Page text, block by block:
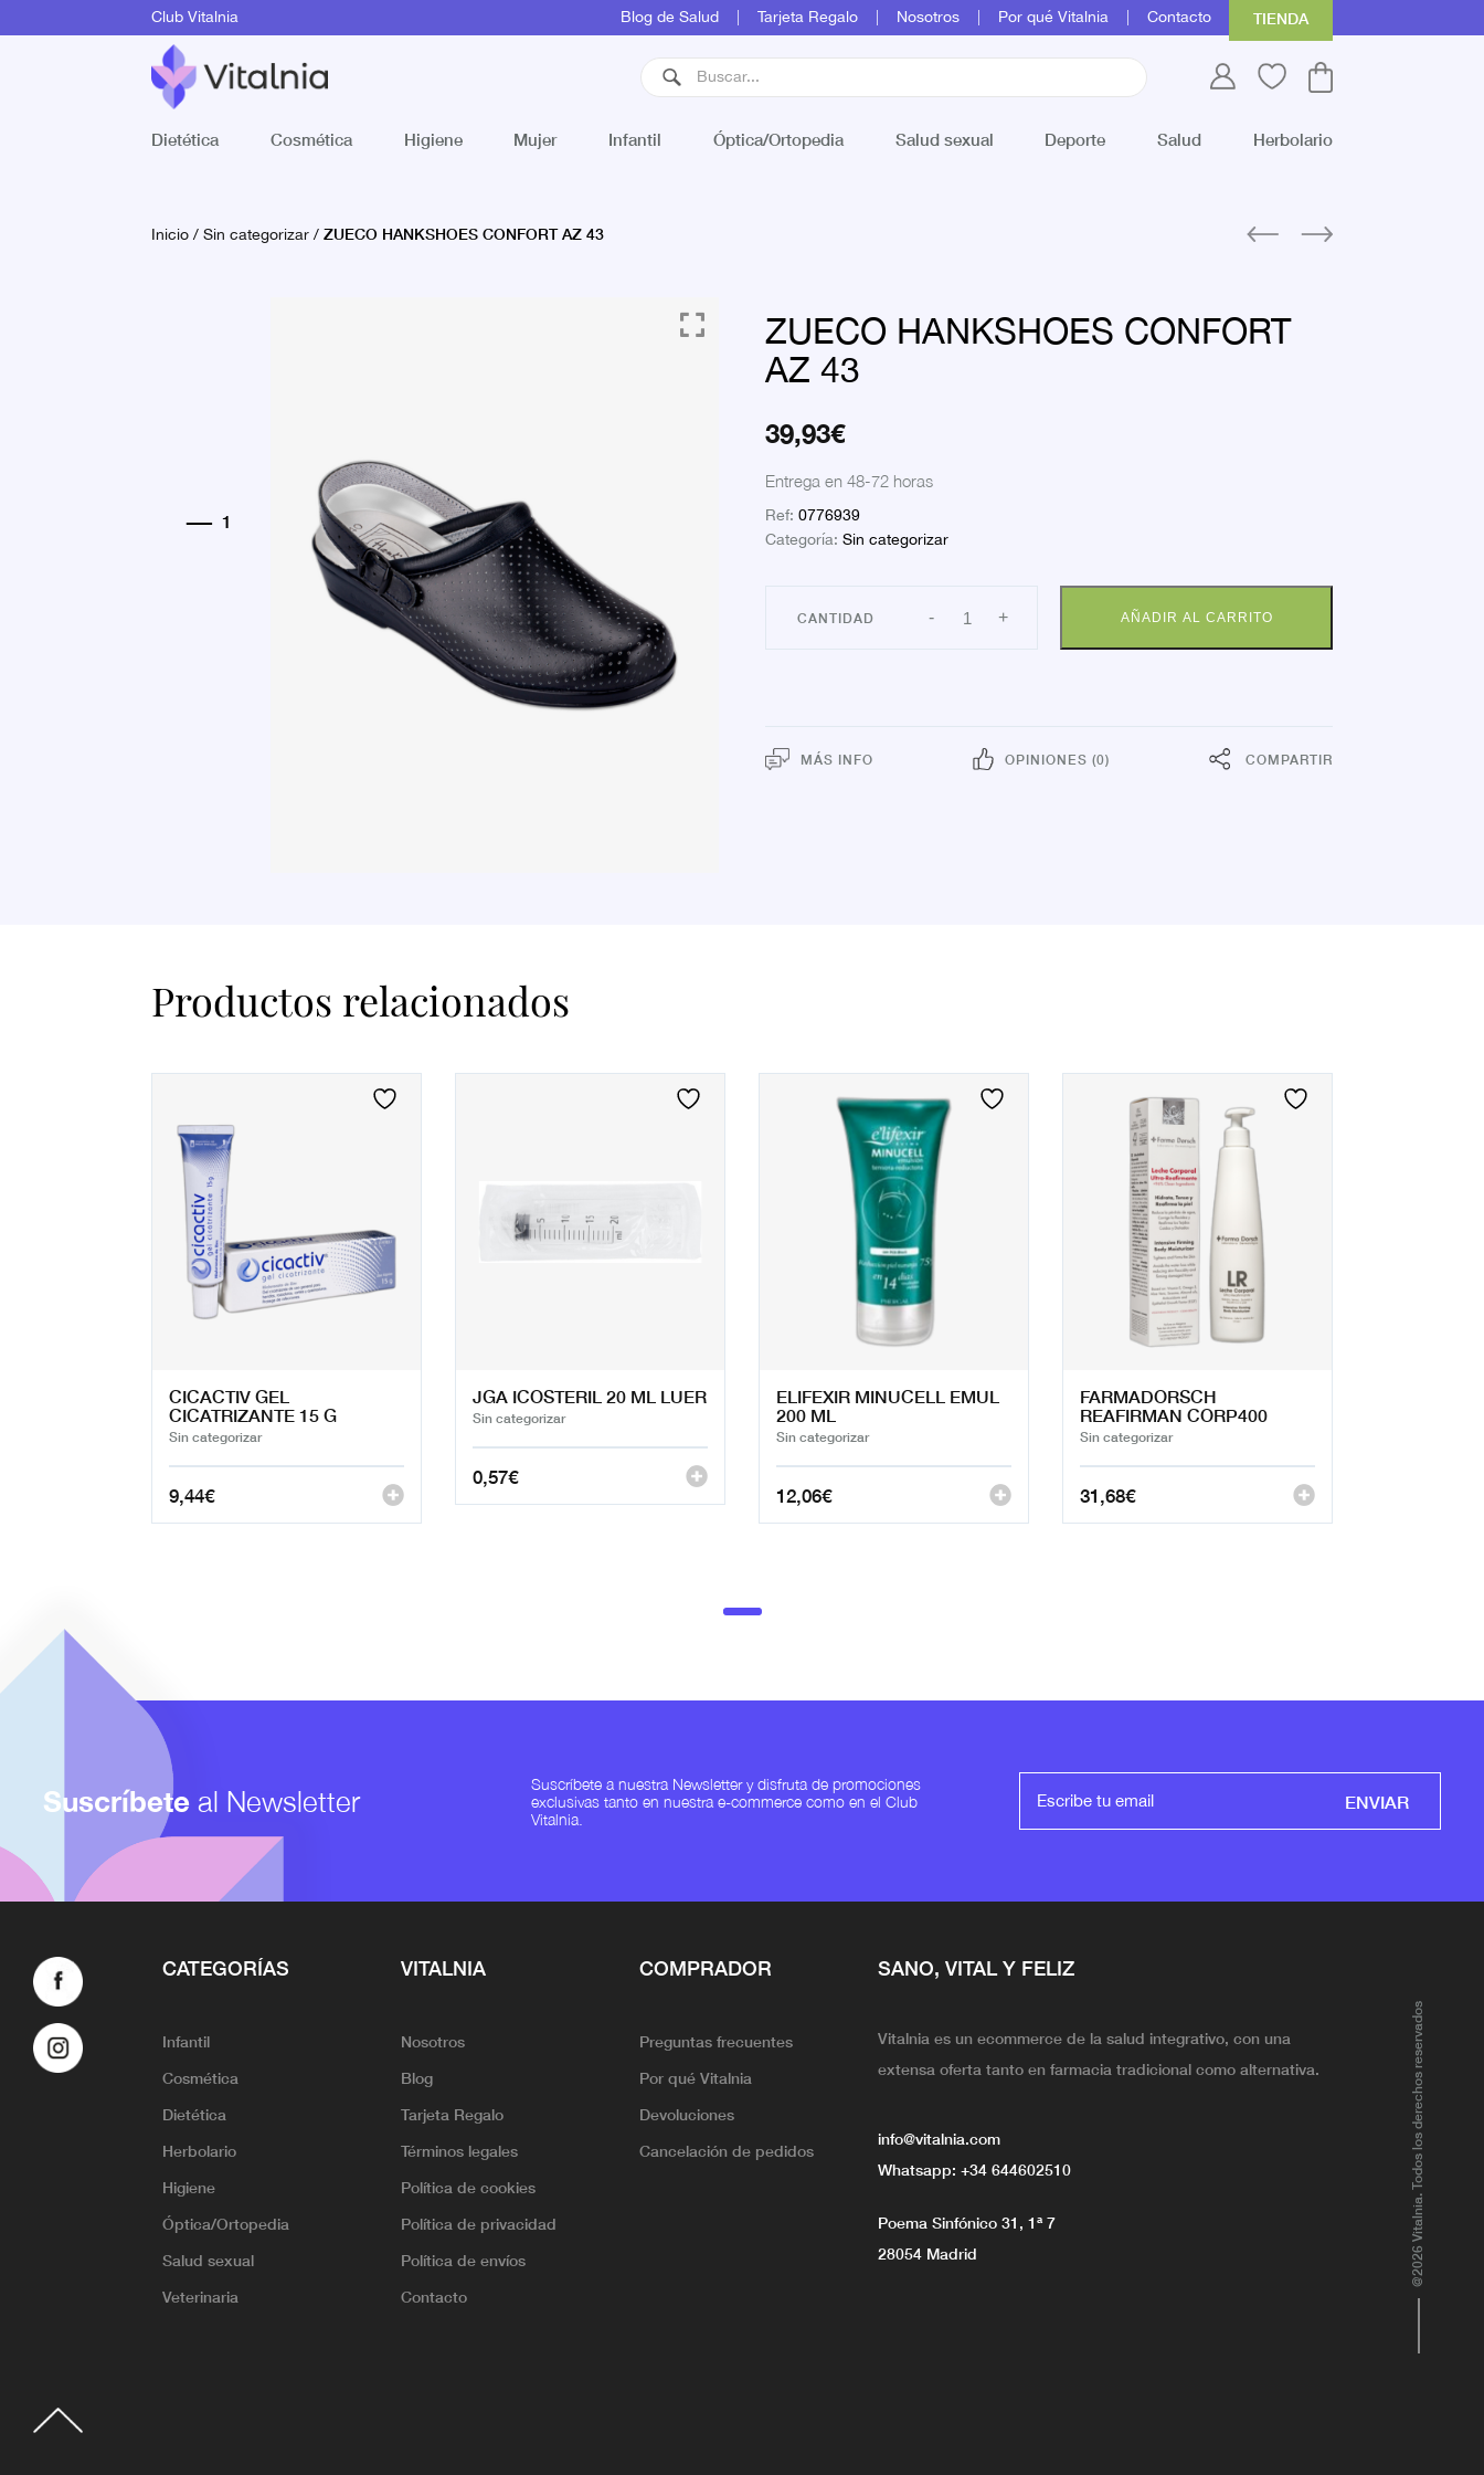
Club Vitalnia Blog de Salud Tarjeta Regalo Nosotros Por qué Vitalnia Contacto TIENDA
Dietética Cosmética Higiene Mujer Infantil Óptica/Ortopedia Salud sexual Deporte Salud Herbolario
Inicio/Sin categorizar/ ZUECO HANKSHOES CONFORT AZ 43
ZUECO HANKSHOES CONFORT
AZ 43
39,93€
Entrega en 48-72 horas
Ref:0776939
Categoría:Sin categorizar
- ZUECO
HANKSHOES
+ AÑADIR AL CARRITO
MÁS INFO OPINIONES (0) COMPARTIR
Productos relacionados
CICACTIV GEL
CICATRIZANTE 15 G
Sin categorizar
9,44€
JGA ICOSTERIL 20 ML LUER
Sin categorizar
0,57€
ELIFEXIR MINUCELL EMUL
200 ML
Sin categorizar
12,06€
FARMADORSCH
REAFIRMAN CORP400
Sin categorizar
31,68€
Suscríbete al Newsletter
Suscríbete a nuestra Newsletter y disfruta de promociones
exclusivas tanto en nuestra e-commerce como en el Club
Vitalnia.
ENVIAR
CATEGORÍAS
Infantil
Cosmética
Dietética
Herbolario
Higiene
Óptica/Ortopedia
Salud sexual
Veterinaria
VITALNIA
Nosotros
Blog
Tarjeta Regalo
Términos legales
Política de cookies
Política de privacidad
Política de envíos
Contacto
COMPRADOR
Preguntas frecuentes
Por qué Vitalnia
Devoluciones
Cancelación de pedidos
SANO, VITAL Y FELIZ
Vitalnia es un ecommerce de la salud integrativo, con una
extensa oferta tanto en farmacia tradicional como alternativa.
info@vitalnia.com
Whatsapp: +34 644602510
Poema Sinfónico 31, 1ª 7
28054 Madrid
@2026 Vitalnia. Todos los derechos reservados